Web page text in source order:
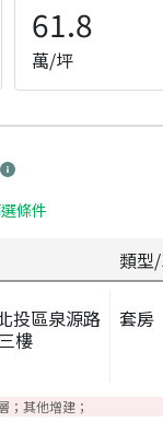
61.8
萬/坪
條件
類型
投區泉源路
樓
套房
；其他增建；